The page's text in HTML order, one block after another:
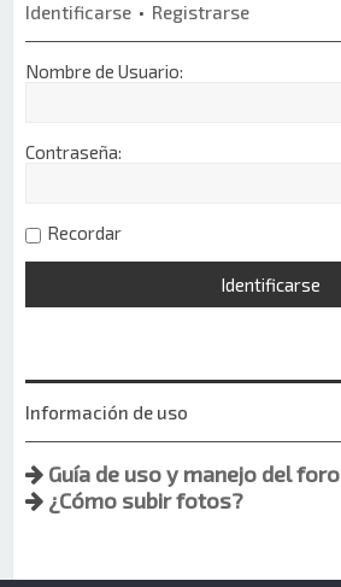
Identificarse • Registrarse
Nombre de Usuario:
Contraseña:
Recordar
Información de uso
Guía de uso y manejo del foro
¿Cómo subir fotos?